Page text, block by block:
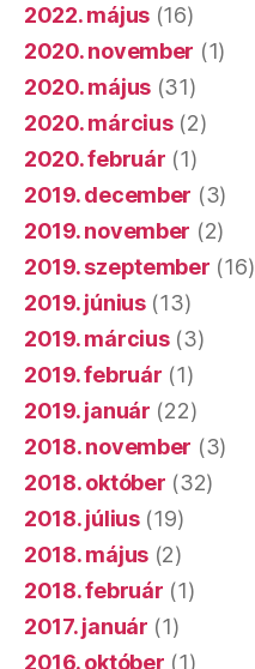
2022. május (16)
2020. november (1)
2020. május (31)
2020. március(2)
2020. február (1)
2019. december (3)
2019. november (2)
2019. szeptember (16)
2019. június(13)
2019. március(3)
2019. február (1)
2019. január (22)
2018. november (3)
2018. október (32)
2018. július(19)
2018. május (2)
2018. február (1)
2017. január (1)
2016. október (1)